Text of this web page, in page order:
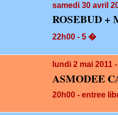
samedi 30 avril
ROSEBUD +
22h00 - 5 �
lundi 2 mai
ASMODEE
20h00 - entree